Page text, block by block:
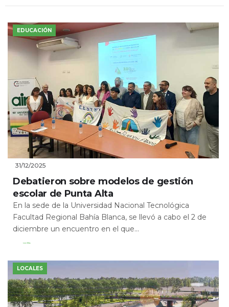
EDUCACIÓN
31/12/2025
Debatieron sobre modelos de gestión
escolar de Punta Alta
En la sede de la Universidad Nacional Tecnológica
Facultad Regional Bahía Blanca, se llevó a cabo el 2 de
diciembre un encuentro en el que...
Leer Más
LOCALES